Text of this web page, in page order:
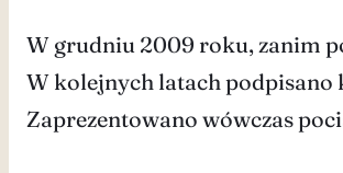
W grudniu 2009 roku, zanim
W kolejnych latach podpisano
Zaprezentowano wówczas